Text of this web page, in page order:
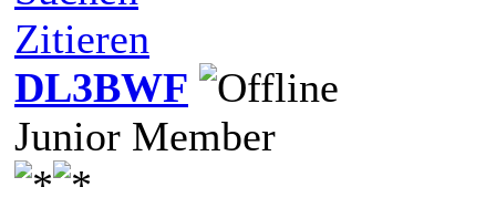
Zitieren
DL3BWF
Junior Member